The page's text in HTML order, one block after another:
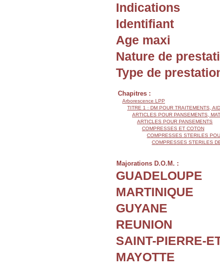
Indications
Identifiant
Age maxi
Nature de
Type de
Chapitres :
Arborescence LPP
TITRE 1 : DM POUR TRAITEMENTS,
ARTICLES POUR PANSEMENTS,
ARTICLES POUR PANSEMENTS
COMPRESSES ET COTON
COMPRESSES STERILES
COMPRESSES STERILES
Majorations D.O.M. :
GUADELOUPE
MARTINIQUE
GUYANE
REUNION
SAINT-PIERRE-
MAYOTTE